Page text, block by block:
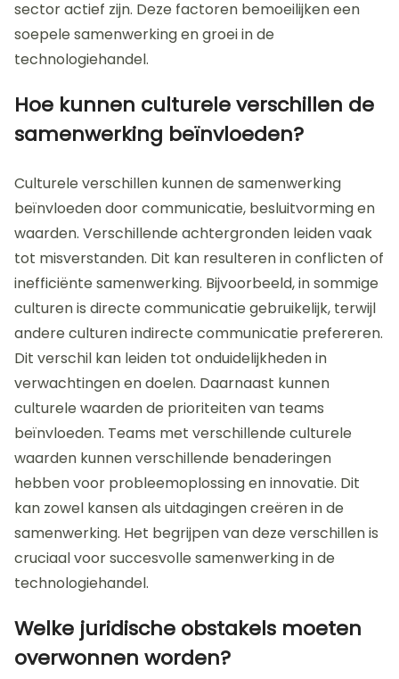
obstakels compliceren samenwerking. Verschillen in
cultuur en zakelijke praktijken kunnen
miscommunicatie veroorzaken. Ook zijn er zorgen
veiligheid. Economische fluctuaties in Turkije kunnen
investeringen onzeker maken. Tot slot is er
sector actief zijn. Deze factoren bemoeilijken een
soepele samenwerking en groei in de
technologiehandel.
Hoe kunnen culturele verschillen de
samenwerking beïnvloeden?
Culturele verschillen kunnen de samenwerking
beïnvloeden door communicatie, besluitvorming en
waarden. Verschillende achtergronden leiden vaak
tot misverstanden. Dit kan resulteren in conflicten of
inefficiënte samenwerking. Bijvoorbeeld, in sommige
culturen is directe communicatie gebruikelijk, terwijl
andere culturen indirecte communicatie prefereren.
Dit verschil kan leiden tot onduidelijkheden in
verwachtingen en doelen. Daarnaast kunnen
culturele waarden de prioriteiten van teams
waarden kunnen verschillende benaderingen
hebben voor probleemoplossing en innovatie. Dit